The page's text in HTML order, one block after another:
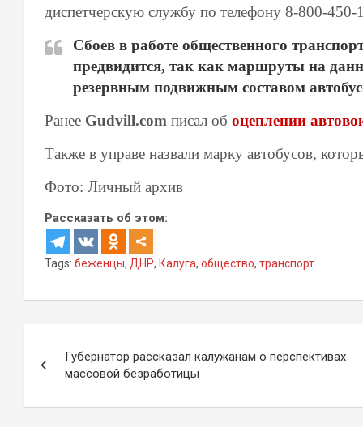
диспетчерскую службу по телефону 8-800-450-
Сбоев в работе общественного
предвидится, так как маршруты на
резервным подвижным составом
Ранее Gudvill.com писал об оцеплении
Также в управе назвали марку автобусов,
Фото: Личный архив
Рассказать об этом:
Tags: беженцы, ДНР, Калуга, общество, транспорт
по
записям
Губернатор рассказал калужанам о перспективах
массовой безработицы